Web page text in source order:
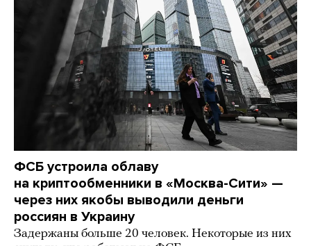
ФСБ устроила облаву
на криптообменники в «Москва-Сити» —
через них якобы выводили деньги
россиян в Украину
Задержаны больше 20 человек. Некоторые из них